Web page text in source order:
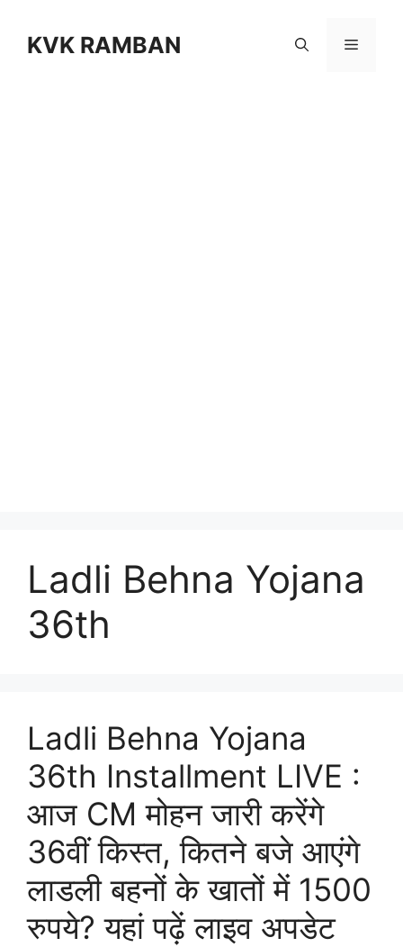
contentKVK RAMBAN Menu
Ladli Behna Yojana
36th
Ladli Behna Yojana
36th Installment LIVE :
आज CM मोहन जारी करेंगे
36वीं किस्त, कितने बजे आएंगे
लाडली बहनों के खातों में 1500
रुपये? यहां पढ़ें लाइव अपडेट